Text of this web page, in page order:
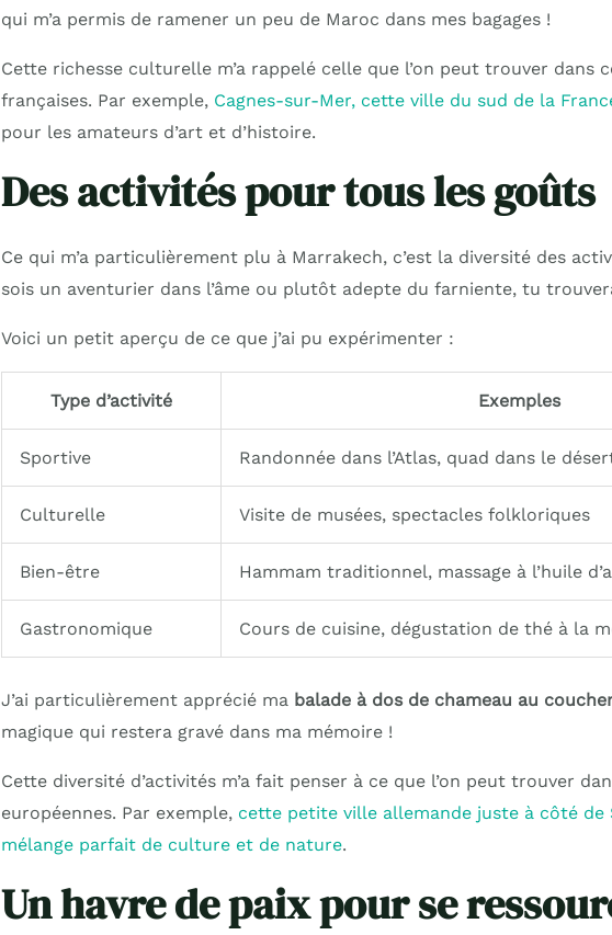
qui m’a permis de ramener un peu de Maroc dans mes bagages !
Cette richesse culturelle m’a rappelé celle que l’on peut trouver dans
françaises. Par exemple, Cagnes-sur-Mer, cette ville du sud de la
pour les amateurs d’art et d’histoire.
Des activités pour tous les goûts
Ce qui m’a particulièrement plu à Marrakech, c’est la diversité des
sois un aventurier dans l’âme ou plutôt adepte du farniente, tu
Voici un petit aperçu de ce que j’ai pu expérimenter :
Type d’activité Exemples
Sportive Randonnée dans l’Atlas, quad dans le
Culturelle Visite de musées, spectacles folkloriques
Bien-être Hammam traditionnel, massage à l’huile
Gastronomique Cours de cuisine, dégustation de thé à la
J’ai particulièrement apprécié ma balade à dos de chameau au
magique qui restera gravé dans ma mémoire !
Cette diversité d’activités m’a fait penser à ce que l’on peut trouver
européennes. Par exemple, cette petite ville allemande juste à côté
mélange parfait de culture et de nature.
Un havre de paix pour se